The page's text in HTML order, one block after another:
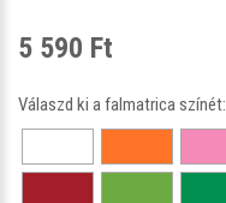
5 590 Ft
Válaszd ki a falmatrica színét: